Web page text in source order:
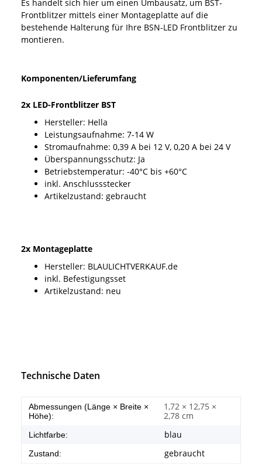
Es handelt sich hier um einen Umbausatz, um BST-
Frontblitzer mittels einer Montageplatte auf die
bestehende Halterung für Ihre BSN-LED Frontblitzer zu
montieren.
Komponenten/Lieferumfang
2x LED-Frontblitzer BST
Hersteller: Hella
Leistungsaufnahme: 7-14 W
Stromaufnahme: 0,39 A bei 12 V, 0,20 A bei 24 V
Überspannungsschutz: Ja
Betriebstemperatur: -40°C bis +60°C
inkl. Anschlussstecker
Artikelzustand: gebraucht
2x Montageplatte
Hersteller: BLAULICHTVERKAUF.de
inkl. Befestigungsset
Artikelzustand: neu
Technische Daten
Abmessungen (Länge × Breite ×
Höhe):
1,72 × 12,75 ×
2,78 cm
Lichtfarbe: blau
Zustand: gebraucht